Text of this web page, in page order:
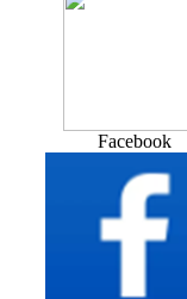
Facebook